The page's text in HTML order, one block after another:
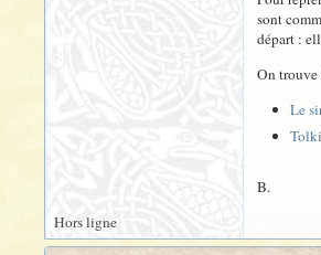
sont
départ :
On trouve
Le
B.
Hors ligne